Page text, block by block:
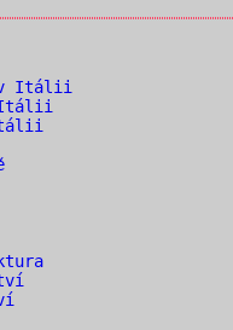
v Itálii
Itálii